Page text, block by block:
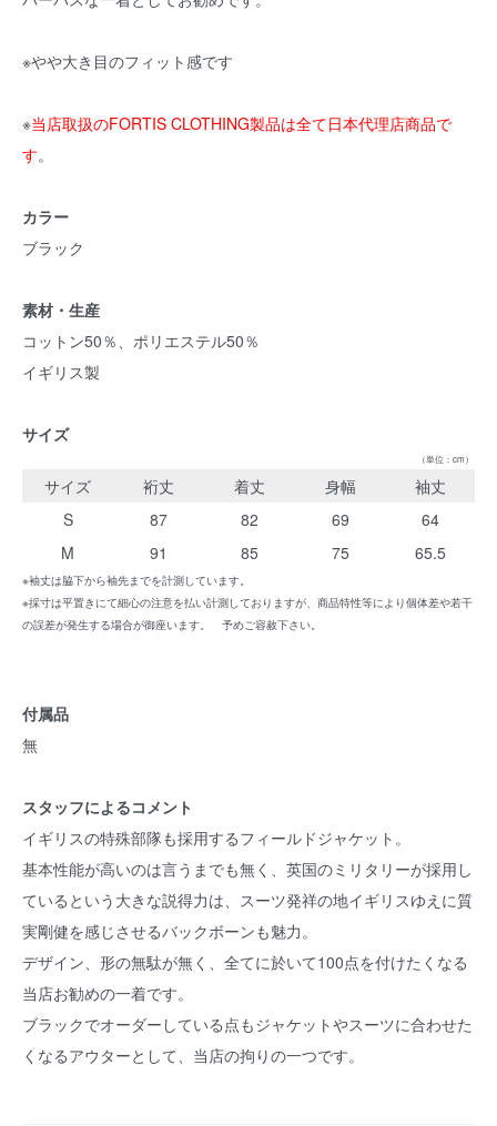
※やや大き目のフィット感です
※当店取扱のFORTIS CLOTHING製品は全て日本代理店商品で
す。
カラー
ブラック
素材・生産
コットン50％、ポリエステル50％
イギリス製
サイズ
（単位：cm）
サイズ 裄丈 着丈 身幅
袖丈
S
87 82 69
64
M
91 85 75 65.5
※袖丈は脇下から袖先までを計測しています。
※採寸は平置きにて細心の注意を払い計測しておりますが、商品特性等により個体差や若干
の誤差が発生する場合が御座います。 予めご容赦下さい。
付属品
無
スタッフによるコメント
イギリスの特殊部隊も採用するフィールドジャケット。
基本性能が高いのは言うまでも無く、英国のミリタリーが採用し
ているという大きな説得力は、スーツ発祥の地イギリスゆえに質
実剛健を感じさせるバックボーンも魅力。
デザイン、形の無駄が無く、全てに於いて100点を付けたくなる
当店お勧めの一着です。
ブラックでオーダーしている点もジャケットやスーツに合わせた
くなるアウターとして、当店の拘りの一つです。